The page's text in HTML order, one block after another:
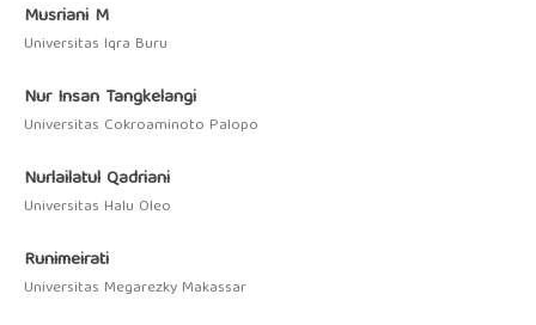
Musriani M
Universitas Iqra Buru
Nur Insan Tangkelangi
Universitas Cokroaminoto Palopo
Nurlailatul Qadriani
Universitas Halu Oleo
Runimeirati
Universitas Megarezky Makassar